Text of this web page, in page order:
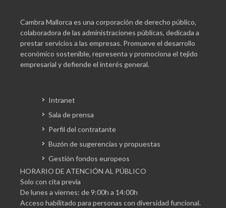
Cambra Mallorca es una corporación de derecho público,
colaboradora de las administraciones públicas, dedicada a
prestar servicios a las empresas. Promueve el desarrollo
económico sostenible, representa y promociona el tejido
empresarial y defiende el interés general.
Intranet
Sala de prensa
Perfil del contratante
Buzón de sugerencias y propuestas
Gestión fondos europeos
HORARIO DE ATENCIÓN AL PÚBLICO
Solo con cita previa
De lunes a viernes: de 9:00h a 14:00h
Acceso habilitado para personas con diversidad funcional.